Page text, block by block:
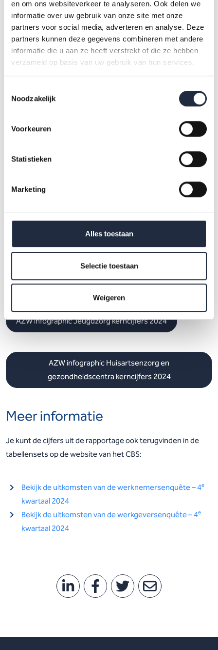
en om ons websiteverkeer te analyseren. Ook delen we
informatie over uw gebruik van onze site met onze
partners voor social media, adverteren en analyse. Deze
partners kunnen deze gegevens combineren met andere
informatie die u aan ze heeft verstrekt of die ze hebben
verzameld op basis van uw gebruik van hun services.
Noodzakelijk
Voorkeuren
Statistieken
Marketing
Alles toestaan
Selectie toestaan
Weigeren
AZW infographic Ziekenhuizen en overige medische
specialistische zorg kerncijfers 2024
AZW infographic Verpleging en verzorging kerncijfers
AZW infographic Thuiszorg kerncijfers 2024
AZW infographic Sociaal werk kerncijfers 2024
AZW infographic Kinderopvang kerncijfers 2024
AZW infographic Jeugdzorg kerncijfers 2024
AZW infographic Huisartsenzorg en
gezondheidscentra kerncijfers 2024
Meer informatie
Je kunt de cijfers uit de rapportage ook terugvinden in de
tabellensets op de website van het CBS:
Bekijk de uitkomsten van de werknemersenquête – 4e
kwartaal 2024
Bekijk de uitkomsten van de werkgeversenquête – 4e
kwartaal 2024